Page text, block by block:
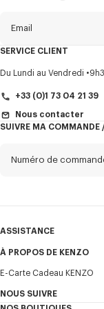
Email
Titre Obligatoire
évènements KENZO,
SERVICE CLIENT
Du Lundi au Vendredi
+33 (0)1 73 04 21 39
Nous contacter
SUIVRE MA COMMANDE
Numéro de
ASSISTANCE
Mon compte
ASSISTANCE
À PROPOS DE KENZO
CGV
Mentions Légales et CGU
E-Carte Cadeau KENZO
NOUS SUIVRE